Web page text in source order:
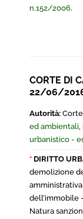
n.152/2006.
CORTE DI
22/06/
Autorità: Corte
ed ambientali,
urbanistico -
* DIRITTO
demolizione
dell’immobile
Natura